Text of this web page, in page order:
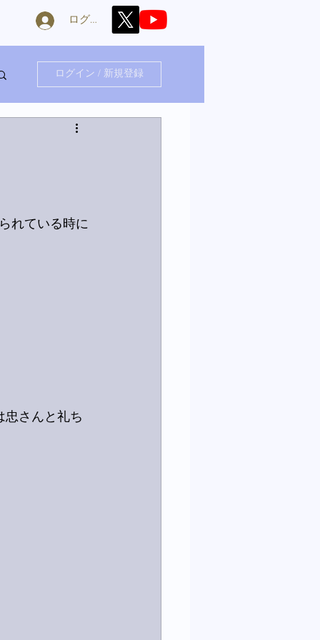
ログイン
ログイン / 新規登録
れている時に
忠さんと礼ち